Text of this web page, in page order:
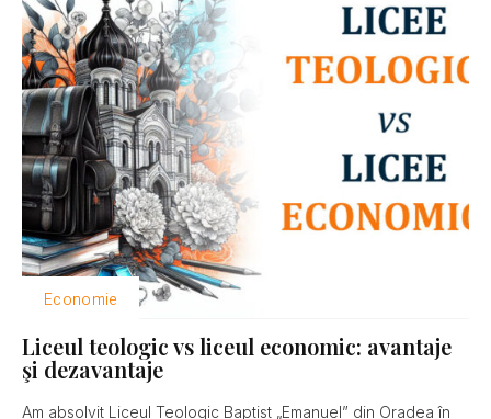
Economie
Liceul teologic vs liceul economic: avantaje
şi dezavantaje
Am absolvit Liceul Teologic Baptist „Emanuel” din Oradea în